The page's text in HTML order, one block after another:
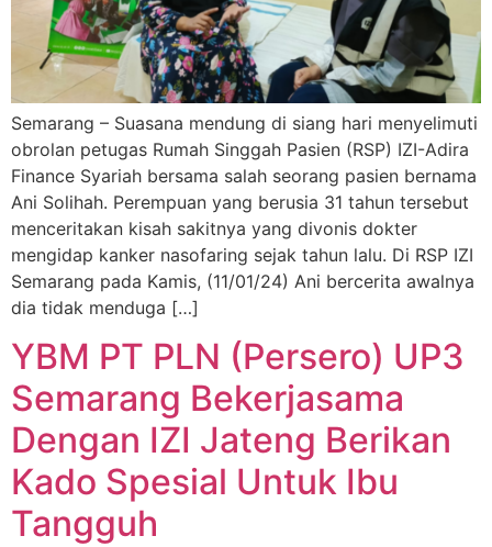
Semarang – Suasana mendung di siang hari menyelimuti
obrolan petugas Rumah Singgah Pasien (RSP) IZI-Adira
Finance Syariah bersama salah seorang pasien bernama
Ani Solihah. Perempuan yang berusia 31 tahun tersebut
menceritakan kisah sakitnya yang divonis dokter
mengidap kanker nasofaring sejak tahun lalu. Di RSP IZI
Semarang pada Kamis, (11/01/24) Ani bercerita awalnya
dia tidak menduga […]
YBM PT PLN (Persero) UP3
Semarang Bekerjasama
Dengan IZI Jateng Berikan
Kado Spesial Untuk Ibu
Tangguh